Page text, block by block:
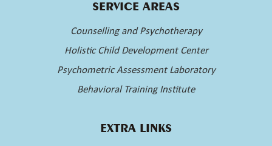
SERVICE AREAS
Counselling and Psychotherapy
Holistic Child Development Center
Psychometric Assessment Laboratory
Behavioral Training Institute
EXTRA LINKS